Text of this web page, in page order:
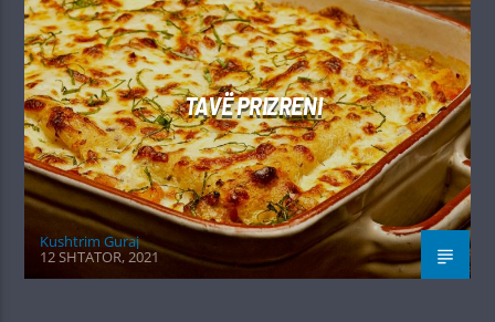
TAVË PRIZRENI
Kushtrim Guraj
12 SHTATOR, 2021